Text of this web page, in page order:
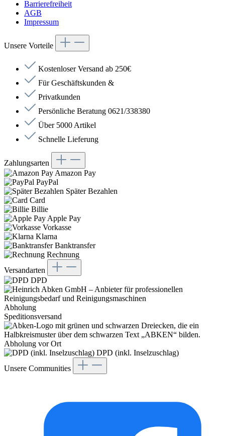
Barrierefreiheit
AGB
Impressum
Unsere Vorteile
Kostenloser Versand ab 250€
Für Geschäftskunden &
Privatkunden
Persönliche Beratung 0621/338380
Über 5000 Artikel
Schnelle Lieferung
Zahlungsarten
Amazon Pay
PayPal
Später Bezahlen
Card
Billie
Apple Pay
Vorkasse
Klarna
Banktransfer
Rechnung
Versandarten
DPD
Abholung
Speditionsversand
Abholung vor Ort
DPD (inkl. Inselzuschlag)
Unsere Communities